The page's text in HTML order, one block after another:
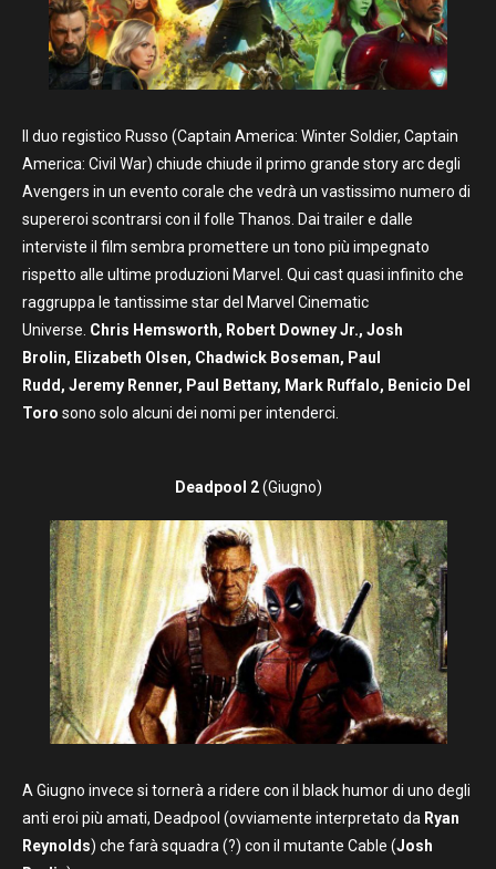
Il duo registico Russo (Captain America: Winter Soldier, Captain
America: Civil War) chiude chiude il primo grande story arc degli
Avengers in un evento corale che vedrà un vastissimo numero di
supereroi scontrarsi con il folle Thanos. Dai trailer e dalle
interviste il film sembra promettere un tono più impegnato
rispetto alle ultime produzioni Marvel. Qui cast quasi infinito che
raggruppa le tantissime star del Marvel Cinematic
Universe. Chris Hemsworth, Robert Downey Jr., Josh
Brolin, Elizabeth Olsen, Chadwick Boseman, Paul
Rudd, Jeremy Renner, Paul Bettany, Mark Ruffalo, Benicio Del
Toro sono solo alcuni dei nomi per intenderci.
Deadpool 2(Giugno)
A Giugno invece si tornerà a ridere con il black humor di uno degli
anti eroi più amati, Deadpool (ovviamente interpretato da Ryan
Reynolds) che farà squadra (?) con il mutante Cable (Josh